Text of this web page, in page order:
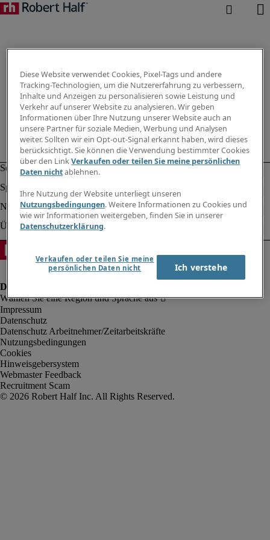
Impressum
Datenschutz
Datenschutz Arbeitnehmer/Zeitarbeitskräfte
Nutzungsbedingungen
Cookies
Hinweisgebersystem
Webmaster Feedback
Recruitment Scam
Diese Website verwendet Cookies, Pixel-Tags und andere
Tracking-Technologien, um die Nutzererfahrung zu verbessern,
Inhalte und Anzeigen zu personalisieren sowie Leistung und
Verkehr auf unserer Website zu analysieren. Wir geben
Informationen über Ihre Nutzung unserer Website auch an
unsere Partner für soziale Medien, Werbung und Analysen
weiter. Sollten wir ein Opt-out-Signal erkannt haben, wird dieses
berücksichtigt. Sie können die Verwendung bestimmter Cookies
über den LinkVerkaufen oder teilen Sie meine persönlichen
Daten nichtablehnen.
Ihre Nutzung der Website unterliegt unseren
Nutzungsbedingungen. Weitere Informationen zu Cookies und
wie wir Informationen weitergeben, finden Sie in unserer
Datenschutzerklärung.
Verkaufen oder teilen Sie meine
persönlichen Daten nicht
Ich verstehe